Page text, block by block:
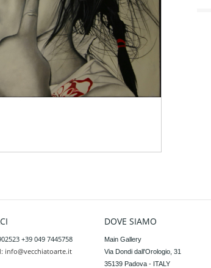
+39 049 7445758
info@vecchiatoarte.it
DOVE SIAMO
Main Gallery
Via Dondi dall'Orologio, 31
35139 Padova - ITALY